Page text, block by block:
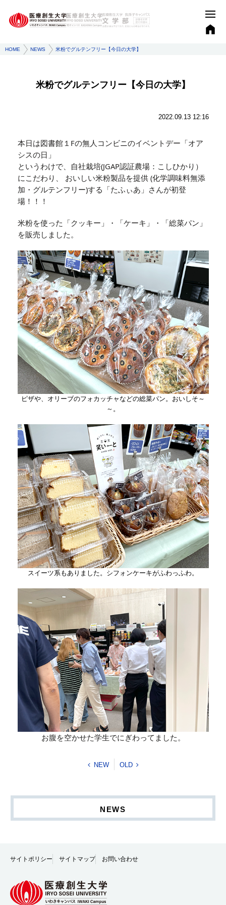
HOME NEWS 米粉でグルテンフリー【今日の大学】
米粉でグルテンフリー【今日の大学】
2022.09.13 12:16
本日は図書館１Fの無人コンビニのイベントデー「オア
シスの日」
というわけで、自社栽培(JGAP認証農場：こしひかり）
にこだわり、
おいしい米粉製品を提供 (化学調味料無添
加・グルテンフリー)する 「たふぃあ」さんが初登
場！！！
米粉を使った「クッキー」・「ケーキ」・「総菜パン」
を販売しました。
ピザや、オリーブのフォカッチャなどの総菜パン。おいしそ～
～。
スイーツ系もありました。シフォンケーキがふわっふわ。
お腹を空かせた学生でにぎわってました。
NEW OLD
NEWS
サイトポリシー サイトマップ お問い合わせ